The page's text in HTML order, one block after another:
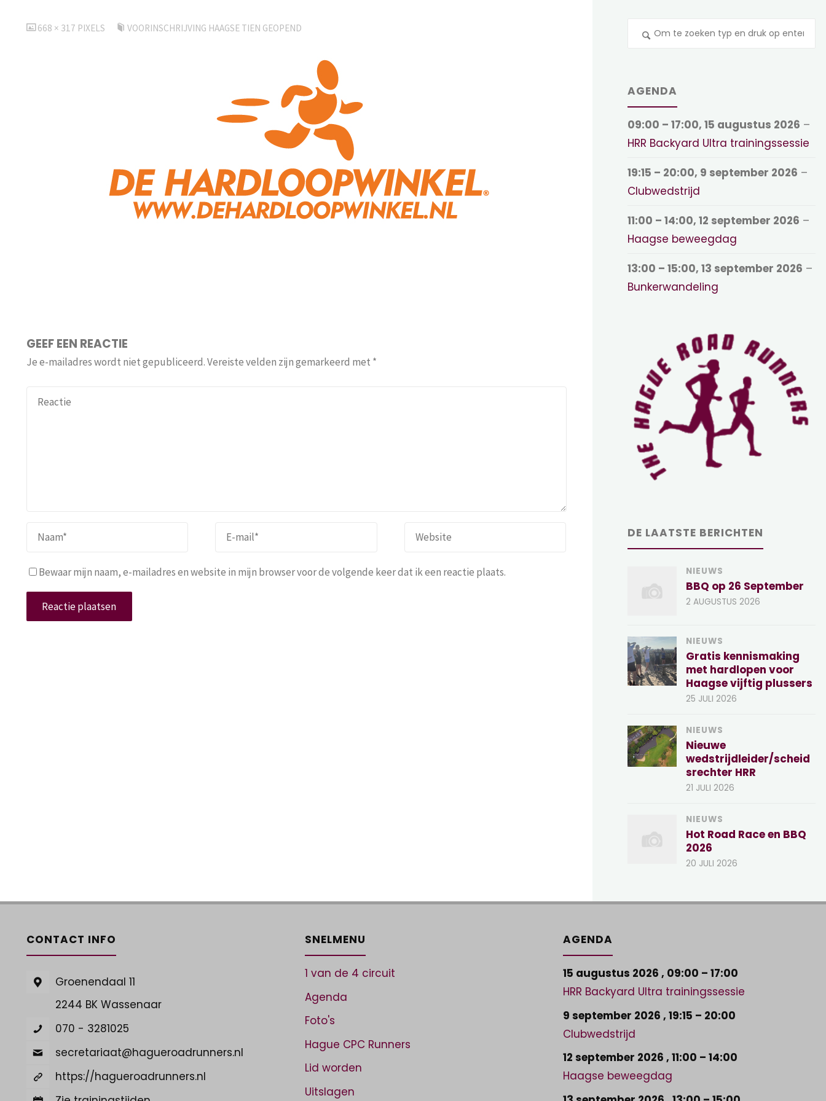
VOLLEDIGE
668 × 317 PIXELS VOORINSCHRIJVING HAAGSE TIEN GEOPEND
GEEF EEN REACTIE
Je e-mailadres wordt niet gepubliceerd.Vereiste velden zijn gemarkeerd met *
Bewaar mijn naam, e-mailadres en website in mijn browser voor de volgende keer dat ik een reactie plaats.
AGENDA
09:00 – 17:00,15 augustus 2026 –
HRR Backyard Ultra trainingssessie
19:15 – 20:00, 9 september 2026 –
Clubwedstrijd
11:00 – 14:00,12 september 2026 –
Haagse beweegdag
13:00 – 15:00,13 september 2026 –
Bunkerwandeling
DE LAATSTE BERICHTEN
NIEUWS
BBQ op 26 September
2 AUGUSTUS 2026
NIEUWS
Gratis kennismaking
met hardlopen voor
Haagse vijftig plussers
25 JULI 2026
NIEUWS
Nieuwe
wedstrijdleider/scheid
srechter HRR
21 JULI 2026
NIEUWS
Hot Road Race en BBQ
2026
20 JULI 2026
CONTACT INFO
Groenendaal 11
2244 BK Wassenaar
070 - 3281025
secretariaat@hagueroadrunners.nl
https://hagueroadrunners.nl
SNELMENU
1 van de 4 circuit
Agenda
Foto's
Hague CPC Runners
Lid worden
Uitslagen
AGENDA
15 augustus 2026 , 09:00 – 17:00
HRR Backyard Ultra trainingssessie
9 september 2026 , 19:15 – 20:00
Clubwedstrijd
12 september 2026 , 11:00 – 14:00
Haagse beweegdag